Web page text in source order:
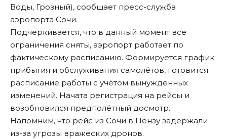
Воды, Грозный), сообщает пресс-служба
аэропорта Сочи.
Подчеркивается, что в данный момент все
ограничения сняты, аэропорт работает по
фактическому расписанию. Формируется график
прибытия и обслуживания самолётов, готовится
расписание работы с учётом вынужденных
изменений. Начата регистрация на рейсы и
возобновился предполётный досмотр.
Напомним, что рейс из Сочи в Пензу задержали
из-за угрозы вражеских дронов.